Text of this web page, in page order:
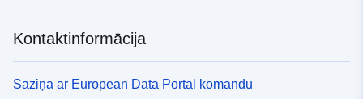
Kontaktinformācija
Saziņa ar European Data Portal komandu